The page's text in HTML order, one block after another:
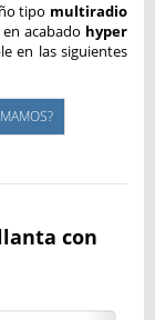
tipo multiradio
acabado hyper
en las siguientes
con